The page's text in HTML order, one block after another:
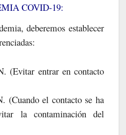
COVID-19:
deberemos establecer
(Evitar entrar en contacto
(Cuando el contacto se ha
la contaminación del